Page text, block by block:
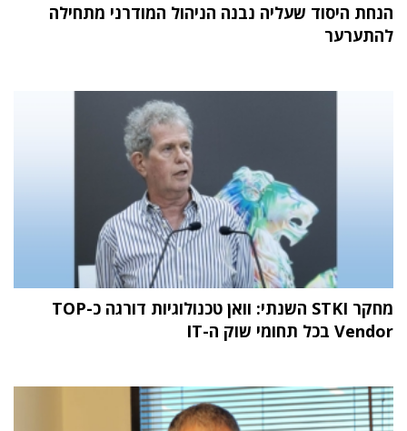
הנחת היסוד שעליה נבנה הניהול המודרני מתחילה
להתערער
מחקר STKI השנתי: וואן טכנולוגיות דורגה כ-TOP
Vendor בכל תחומי שוק ה-IT